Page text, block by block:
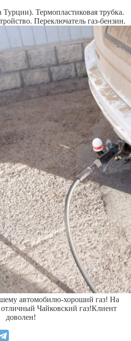
Турции). Термопластиковая трубка.
Переключатель газ-бензин.
автомобилю-хороший газ! На
отличный Чайковский газ!Клиент
доволен!